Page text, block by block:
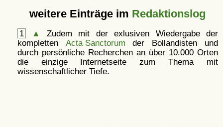
weitere Einträge im Redaktionslog
1 ▲
Zudem mit der exlusiven Wiedergabe der
kompletten Acta Sanctorum der Bollandisten und
durch persönliche Recherchen an über 10.000 Orten
die einzige Internetseite zum Thema mit
wissenschaftlicher Tiefe.